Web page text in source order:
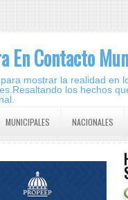
En Contacto
mostrar la realidad en
los hechos
MUNICIPALES NACIONALES